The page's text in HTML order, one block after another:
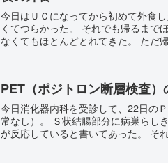
今日はＵＣになってから初めて外食
くてつらかった。 それでも帰るまで
なくてもほとんどとれてきた。 ただ
PET（ポジトロン断層検査）
今日消化器内科を受診して、22日の
常なし）。 Ｓ状結腸部分に病巣らし
が反応していると書いてあった。 そ